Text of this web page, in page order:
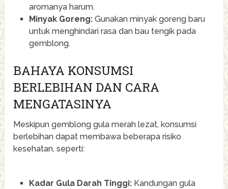
aromanya harum.
Minyak Goreng:Gunakan minyak goreng baru
untuk menghindari rasa dan bau tengik pada
gemblong.
BAHAYA KONSUMSI
BERLEBIHAN DAN CARA
MENGATASINYA
Meskipun gemblong gula merah lezat, konsumsi
berlebihan dapat membawa beberapa risiko
kesehatan, seperti:
Kadar Gula Darah Tinggi:Kandungan gula